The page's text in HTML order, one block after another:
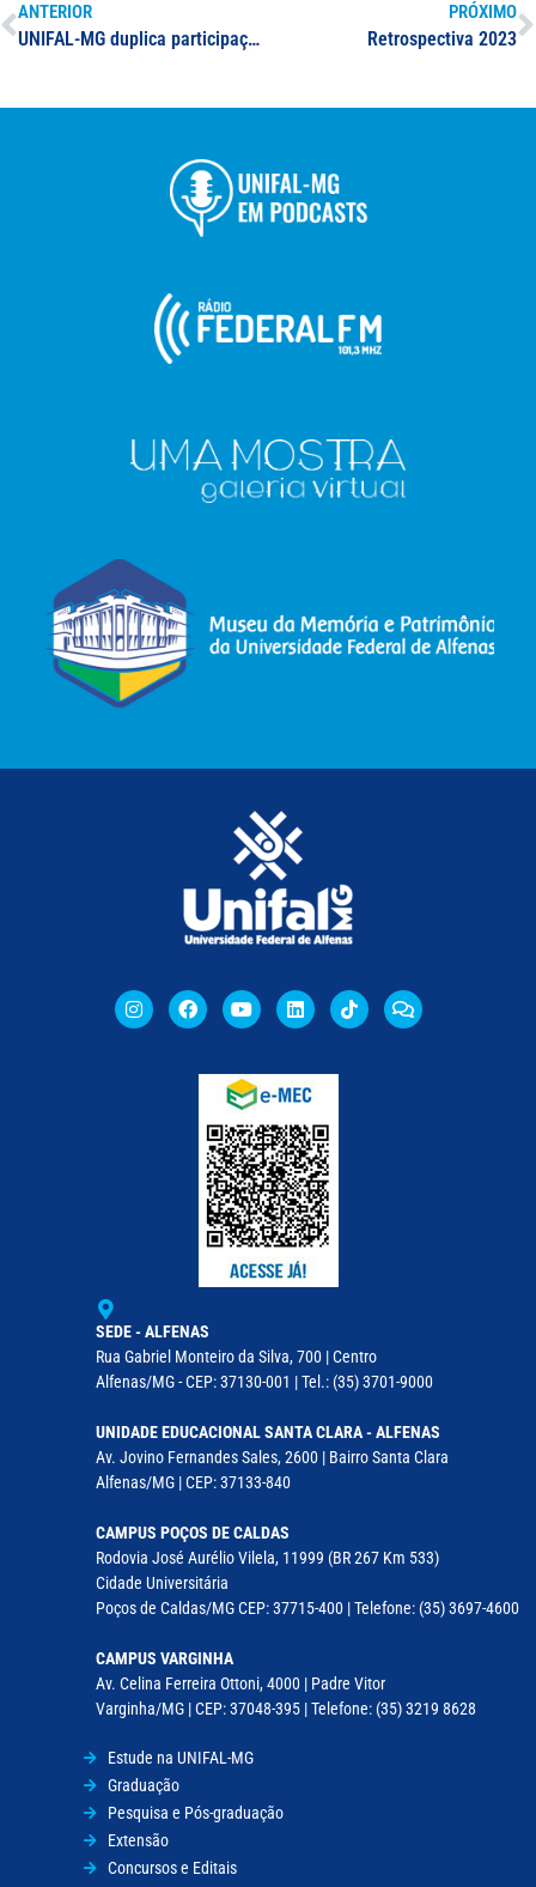
ANTERIOR
UNIFAL-MG duplica participação de equipe no Projeto Rondon 2024
PRÓXIMO
Retrospectiva 2023
SEDE - ALFENAS
Rua Gabriel Monteiro da Silva, 700 | Centro
Alfenas/MG - CEP: 37130-001 | Tel.: (35) 3701-9000
UNIDADE EDUCACIONAL SANTA CLARA - ALFENAS
Av. Jovino Fernandes Sales, 2600 | Bairro Santa Clara
Alfenas/MG | CEP: 37133-840
CAMPUS POÇOS DE CALDAS
Rodovia José Aurélio Vilela, 11999 (BR 267 Km 533)
Cidade Universitária
Poços de Caldas/MG CEP: 37715-400 | Telefone: (35) 3697-4600
CAMPUS VARGINHA
Av. Celina Ferreira Ottoni, 4000 | Padre Vitor
Varginha/MG | CEP: 37048-395 | Telefone: (35) 3219 8628
Estude na UNIFAL-MG
Graduação
Pesquisa e Pós-graduação
Extensão
Concursos e Editais